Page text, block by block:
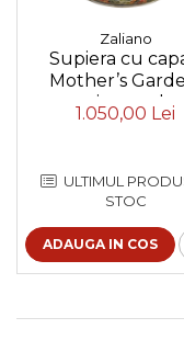
Zaliano
Supiera cu
Mother’s
ceramica
pictata manual,
1.050,00 Lei
ULTIMUL
STOC
ADAUGA IN COS